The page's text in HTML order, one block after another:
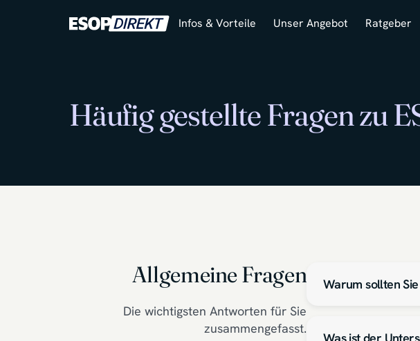
Infos & Vorteile Unser Angebot Ratgeber
Häufig gestellte Fragen zu
Allgemeine Fragen
Die wichtigsten Antworten für Sie
zusammengefasst.
Warum sollten